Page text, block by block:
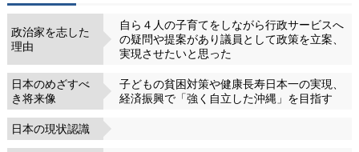
政治家を志した
理由
自ら４人の子育てをしながら行政サービスへ
の疑問や提案があり議員として政策を立案、
実現させたいと思った
日本のめざすべ
き将来像
子どもの貧困対策や健康長寿日本一の実現、
経済振興で「強く自立した沖縄」を目指す
日本の現状認識